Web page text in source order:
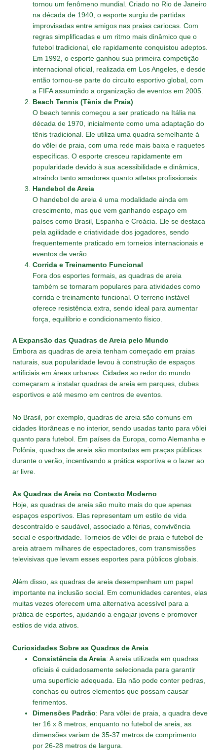
tornou um fenômeno mundial. Criado no Rio de Janeiro
na década de 1940, o esporte surgiu de partidas
improvisadas entre amigos nas praias cariocas. Com
regras simplificadas e um ritmo mais dinâmico que o
futebol tradicional, ele rapidamente conquistou adeptos.
Em 1992, o esporte ganhou sua primeira competição
internacional oficial, realizada em Los Angeles, e desde
então tornou-se parte do circuito esportivo global, com
a FIFA assumindo a organização de eventos em 2005.
Beach Tennis (Tênis de Praia)
O beach tennis começou a ser praticado na Itália na
década de 1970, inicialmente como uma adaptação do
tênis tradicional. Ele utiliza uma quadra semelhante à
do vôlei de praia, com uma rede mais baixa e raquetes
específicas. O esporte cresceu rapidamente em
popularidade devido à sua acessibilidade e dinâmica,
atraindo tanto amadores quanto atletas profissionais.
Handebol de Areia
O handebol de areia é uma modalidade ainda em
crescimento, mas que vem ganhando espaço em
países como Brasil, Espanha e Croácia. Ele se destaca
pela agilidade e criatividade dos jogadores, sendo
frequentemente praticado em torneios internacionais e
eventos de verão.
Corrida e Treinamento Funcional
Fora dos esportes formais, as quadras de areia
também se tornaram populares para atividades como
corrida e treinamento funcional. O terreno instável
oferece resistência extra, sendo ideal para aumentar
força, equilíbrio e condicionamento físico.
A Expansão das Quadras de Areia pelo Mundo
Embora as quadras de areia tenham começado em praias
naturais, sua popularidade levou à construção de espaços
artificiais em áreas urbanas. Cidades ao redor do mundo
começaram a instalar quadras de areia em parques, clubes
esportivos e até mesmo em centros de eventos.
No Brasil, por exemplo, quadras de areia são comuns em
cidades litorâneas e no interior, sendo usadas tanto para vôlei
quanto para futebol. Em países da Europa, como Alemanha e
Polônia, quadras de areia são montadas em praças públicas
durante o verão, incentivando a prática esportiva e o lazer ao
ar livre.
As Quadras de Areia no Contexto Moderno
Hoje, as quadras de areia são muito mais do que apenas
espaços esportivos. Elas representam um estilo de vida
descontraído e saudável, associado a férias, convivência
social e esportividade. Torneios de vôlei de praia e futebol de
areia atraem milhares de espectadores, com transmissões
televisivas que levam esses esportes para públicos globais.
Além disso, as quadras de areia desempenham um papel
importante na inclusão social. Em comunidades carentes, elas
muitas vezes oferecem uma alternativa acessível para a
prática de esportes, ajudando a engajar jovens e promover
estilos de vida ativos.
Curiosidades Sobre as Quadras de Areia
Consistência da Areia: A areia utilizada em quadras
oficiais é cuidadosamente selecionada para garantir
uma superfície adequada. Ela não pode conter pedras,
conchas ou outros elementos que possam causar
ferimentos.
Dimensões Padrão: Para vôlei de praia, a quadra deve
ter 16 x 8 metros, enquanto no futebol de areia, as
dimensões variam de 35-37 metros de comprimento
por 26-28 metros de largura.